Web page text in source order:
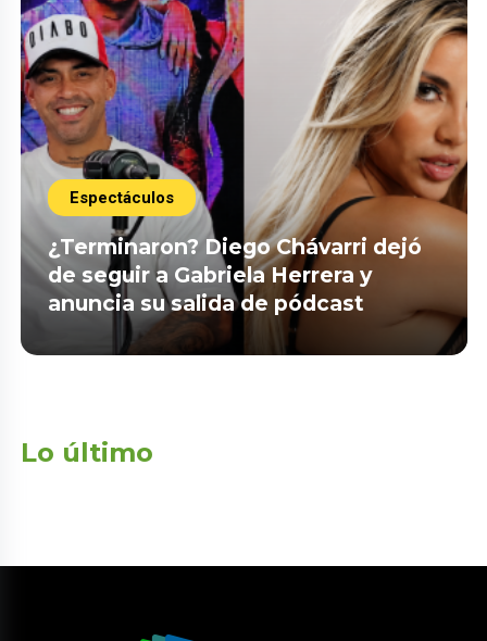
Espectáculos
¿Terminaron? Diego Chávarri dejó
de seguir a Gabriela Herrera y
anuncia su salida de pódcast
Lo último